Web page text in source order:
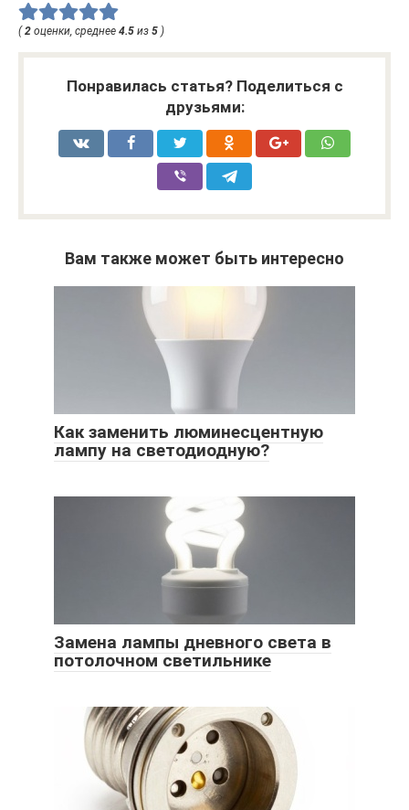
(2 оценки, среднее 4.5 из 5 )
Понравилась статья? Поделиться с
друзьями:
Вам также может быть интересно
Как заменить люминесцентную
лампу на светодиодную?
Замена лампы дневного света в
потолочном светильнике